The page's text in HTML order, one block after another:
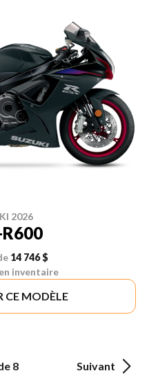
2026
R600
14 746 $
inventaire
CE MODÈLE
8 Suivant